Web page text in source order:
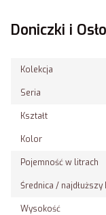
Doniczki i
Kolekcja
Seria
Kształt
Kolor
Pojemność w litrach
Średnica / najdłuższy
Wysokość